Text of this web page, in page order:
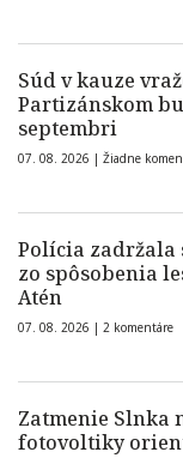
Súd v kauze
Partizánskom
septembri
07. 08. 2026 | Žiadne
Polícia zadržala
zo spôsobenia
Atén
07. 08. 2026 | 2 komentáre
Zatmenie Slnka
fotovoltiky